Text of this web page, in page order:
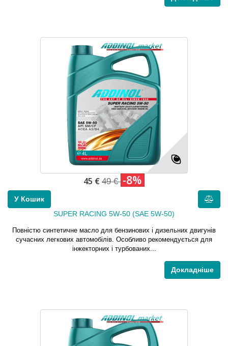
45 € 49 € -8%
У Кошик
SUPER RACING 5W-50 (SAE 5W-50)
Повністю синтетичне масло для бензинових і дизельних двигунів
сучасних легкових автомобілів. Особливо рекомендується для
інжекторних і турбованих...
Докладніше